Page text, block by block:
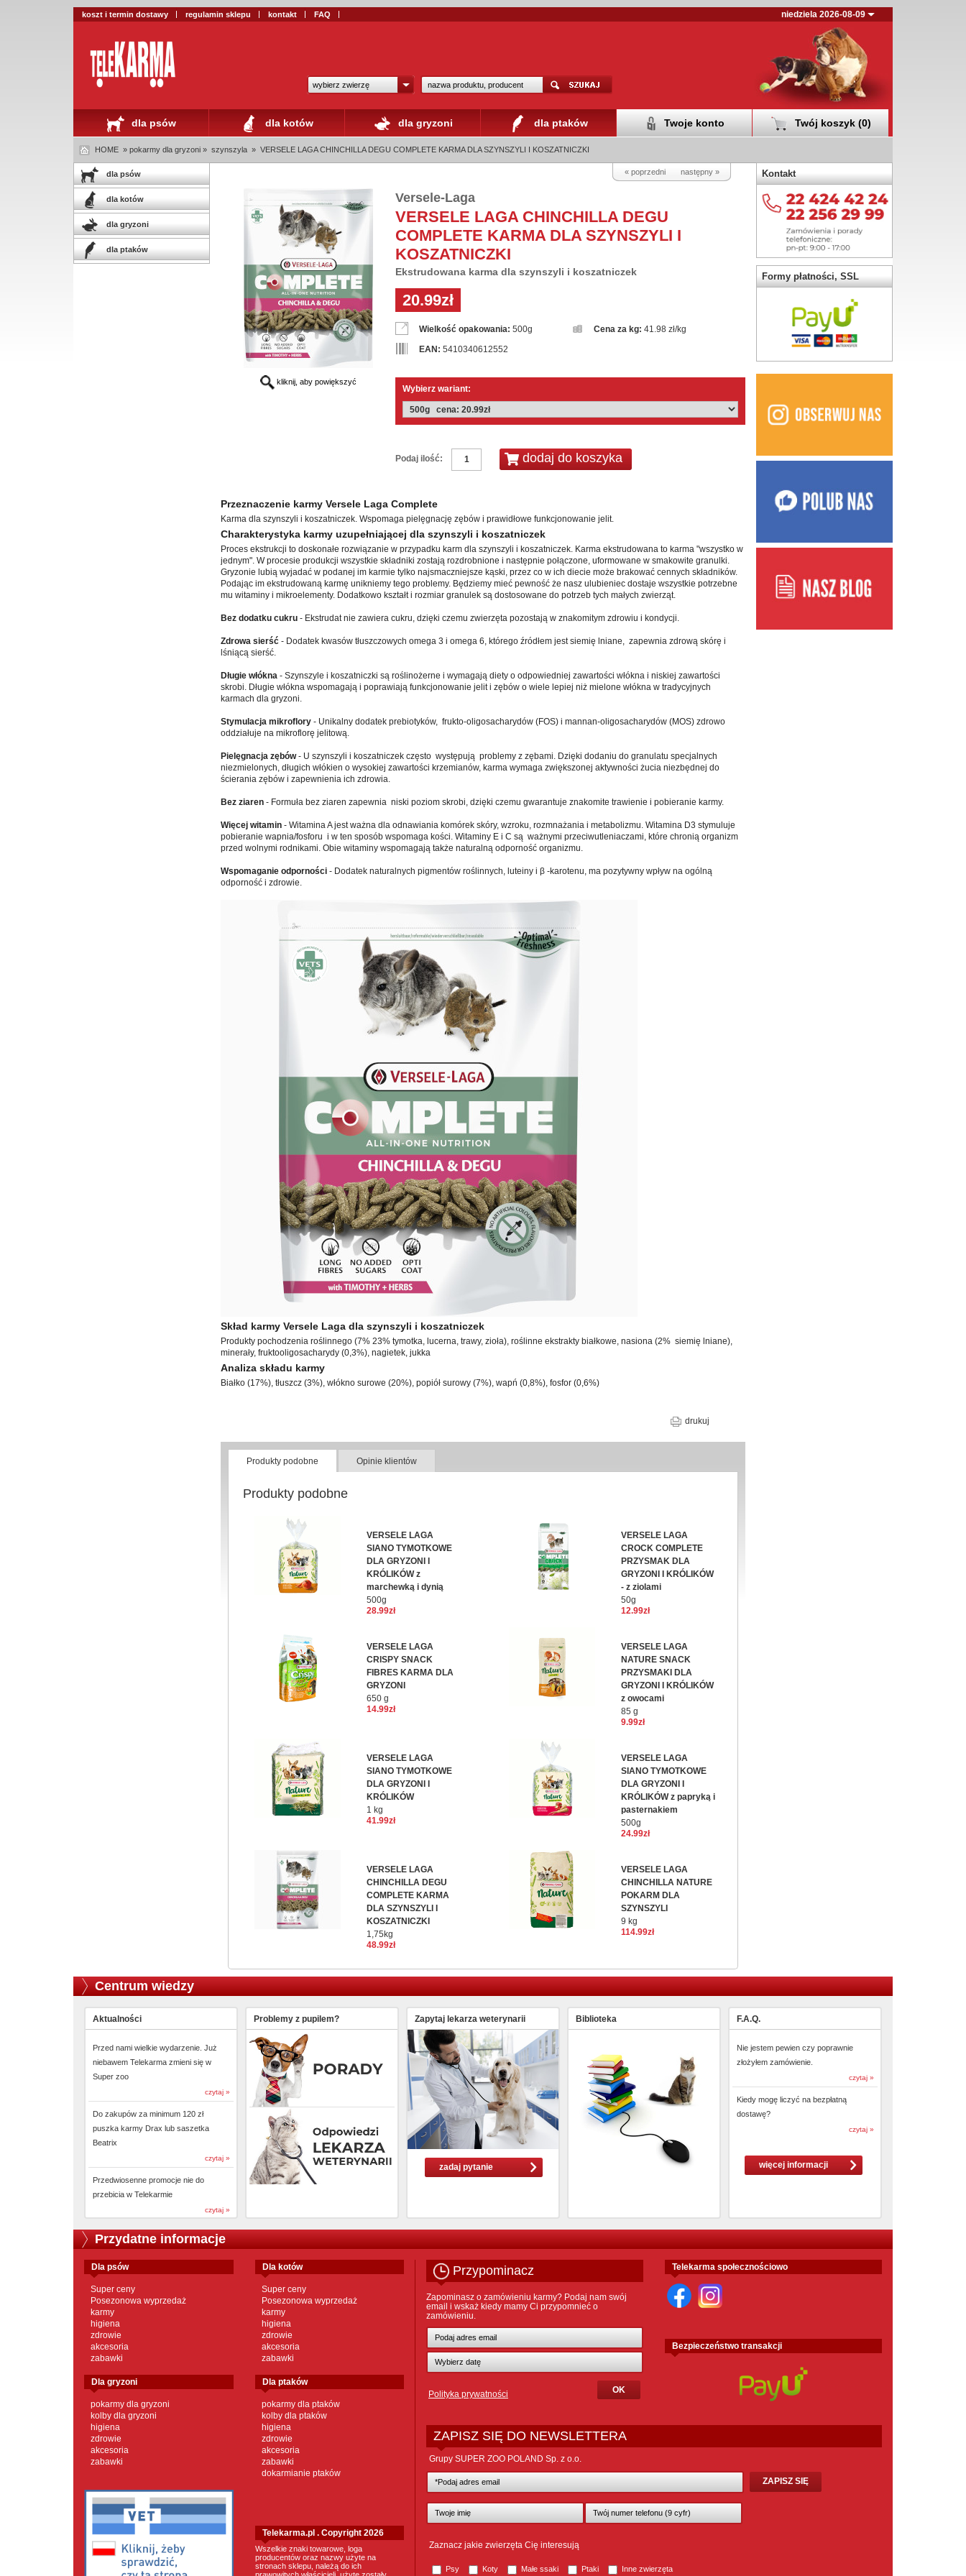
koszt i termin dostawy regulamin sklepu kontakt FAQ niedziela 2026-08-09
wybierz zwierzę
dla psów dla kotów dla gryzoni dla ptaków Twoje konto Twój koszyk (0)
HOME » pokarmy dla gryzoni » szynszyla » VERSELE LAGA CHINCHILLA DEGU COMPLETE KARMA DLA SZYNSZYLI I KOSZATNICZKI
dla psów
dla kotów
dla gryzoni
dla ptaków
« poprzedni następny »
kliknij, aby powiększyć
Versele-Laga
VERSELE LAGA CHINCHILLA DEGU
COMPLETE KARMA DLA SZYNSZYLI I
KOSZATNICZKI
Ekstrudowana karma dla szynszyli i koszatniczek
20.99zł
Wielkość opakowania: 500g Cena za kg: 41.98 zł/kg
EAN: 5410340612552
Wybierz wariant:
Podaj ilość:
Przeznaczenie karmy Versele Laga Complete
Karma dla szynszyli i koszatniczek. Wspomaga pielęgnację zębów i prawidłowe funkcjonowanie jelit.
Charakterystyka karmy uzupełniającej dla szynszyli i koszatniczek
Proces ekstrukcji to doskonałe rozwiązanie w przypadku karm dla szynszyli i koszatniczek. Karma ekstrudowana to karma "wszystko w
jednym". W procesie produkcji wszystkie składniki zostają rozdrobnione i następnie połączone, uformowane w smakowite granulki.
Gryzonie lubią wyjadać w podanej im karmie tylko najsmaczniejsze kąski, przez co w ich diecie może brakować cennych składników.
Podając im ekstrudowaną karmę unikniemy tego problemy. Będziemy mieć pewność że nasz ulubieniec dostaje wszystkie potrzebne
mu witaminy i mikroelementy. Dodatkowo kształt i rozmiar granulek są dostosowane do potrzeb tych małych zwierząt.
Bez dodatku cukru - Ekstrudat nie zawiera cukru, dzięki czemu zwierzęta pozostają w znakomitym zdrowiu i kondycji.
Zdrowa sierść - Dodatek kwasów tłuszczowych omega 3 i omega 6, którego źródłem jest siemię lniane, zapewnia zdrową skórę i
lśniącą sierść.
Długie włókna - Szynszyle i koszatniczki są roślinożerne i wymagają diety o odpowiedniej zawartości włókna i niskiej zawartości
skrobi. Długie włókna wspomagają i poprawiają funkcjonowanie jelit i zębów o wiele lepiej niż mielone włókna w tradycyjnych
karmach dla gryzoni.
Stymulacja mikroflory - Unikalny dodatek prebiotyków, frukto-oligosacharydów (FOS) i mannan-oligosacharydów (MOS) zdrowo
oddziałuje na mikroflorę jelitową.
Pielęgnacja zębów- U szynszyli i koszatniczek często występują problemy z zębami. Dzięki dodaniu do granulatu specjalnych
niezmielonych, długich włókien o wysokiej zawartości krzemianów, karma wymaga zwiększonej aktywności żucia niezbędnej do
ścierania zębów i zapewnienia ich zdrowia.
Bez ziaren - Formuła bez ziaren zapewnia niski poziom skrobi, dzięki czemu gwarantuje znakomite trawienie i pobieranie karmy.
Więcej witamin - Witamina A jest ważna dla odnawiania komórek skóry, wzroku, rozmnażania i metabolizmu. Witamina D3 stymuluje
pobieranie wapnia/fosforu i w ten sposób wspomaga kości. Witaminy E i C są ważnymi przeciwutleniaczami, które chronią organizm
przed wolnymi rodnikami. Obie witaminy wspomagają także naturalną odporność organizmu.
Wspomaganie odporności - Dodatek naturalnych pigmentów roślinnych, luteiny i β -karotenu, ma pozytywny wpływ na ogólną
odporność i zdrowie.
Skład karmy Versele Laga dla szynszyli i koszatniczek
Produkty pochodzenia roślinnego (7% 23% tymotka, lucerna, trawy, zioła), roślinne ekstrakty białkowe, nasiona (2% siemię lniane),
minerały, fruktooligosacharydy (0,3%), nagietek, jukka
Analiza składu karmy
Białko (17%), tłuszcz (3%), włókno surowe (20%), popiół surowy (7%), wapń (0,8%), fosfor (0,6%)
drukuj
Produkty podobne Opinie klientów
Produkty podobne
VERSELE LAGA
SIANO TYMOTKOWE
DLA GRYZONI I
KRÓLIKÓW z
marchewką i dynią
500g
28.99zł
VERSELE LAGA
CROCK COMPLETE
PRZYSMAK DLA
GRYZONI I KRÓLIKÓW
- z ziolami
50g
12.99zł
VERSELE LAGA
CRISPY SNACK
FIBRES KARMA DLA
GRYZONI
650 g
14.99zł
VERSELE LAGA
NATURE SNACK
PRZYSMAKI DLA
GRYZONI I KRÓLIKÓW
z owocami
85 g
9.99zł
VERSELE LAGA
SIANO TYMOTKOWE
DLA GRYZONI I
KRÓLIKÓW
1 kg
41.99zł
VERSELE LAGA
SIANO TYMOTKOWE
DLA GRYZONI I
KRÓLIKÓW z papryką i
pasternakiem
500g
24.99zł
VERSELE LAGA
CHINCHILLA DEGU
COMPLETE KARMA
DLA SZYNSZYLI I
KOSZATNICZKI
1,75kg
48.99zł
VERSELE LAGA
CHINCHILLA NATURE
POKARM DLA
SZYNSZYLI
9 kg
114.99zł
Kontakt
Formy płatności, SSL
Centrum wiedzy
Aktualności
Przed nami wielkie wydarzenie. Już
niebawem Telekarma zmieni się w
Super zoo
czytaj »
Do zakupów za minimum 120 zł
puszka karmy Drax lub saszetka
Beatrix
czytaj »
Przedwiosenne promocje nie do
przebicia w Telekarmie
czytaj »
Problemy z pupilem? Zapytaj lekarza weterynarii
zadaj pytanie
Biblioteka F.A.Q.
Nie jestem pewien czy poprawnie
złożyłem zamówienie.
czytaj »
Kiedy mogę liczyć na bezpłatną
dostawę?
czytaj »
więcej informacji
Przydatne informacje
dla psów
Super ceny
Posezonowa wyprzedaż
karmy
higiena
zdrowie
akcesoria
zabawki
dla kotów
Super ceny
Posezonowa wyprzedaż
karmy
higiena
zdrowie
akcesoria
zabawki
dla gryzoni
pokarmy dla gryzoni
kolby dla gryzoni
higiena
zdrowie
akcesoria
zabawki
dla ptaków
pokarmy dla ptaków
kolby dla ptaków
higiena
zdrowie
akcesoria
zabawki
dokarmianie ptaków
Telekarma.pl . Copyright 2026
Wszelkie znaki towarowe, loga
producentów oraz nazwy użyte na
stronach sklepu, należą do ich
Przypominacz
Zapominasz o zamówieniu karmy? Podaj nam swój
email i wskaż kiedy mamy Ci przypomnieć o
zamówieniu.
Polityka prywatności
Telekarma społecznościowo
Bezpieczeństwo transakcji
ZAPISZ SIĘ DO NEWSLETTERA
Grupy SUPER ZOO POLAND Sp. z o.o.
Zaznacz jakie zwierzęta Cię interesują
Psy Koty Małe ssaki Ptaki Inne zwierzęta